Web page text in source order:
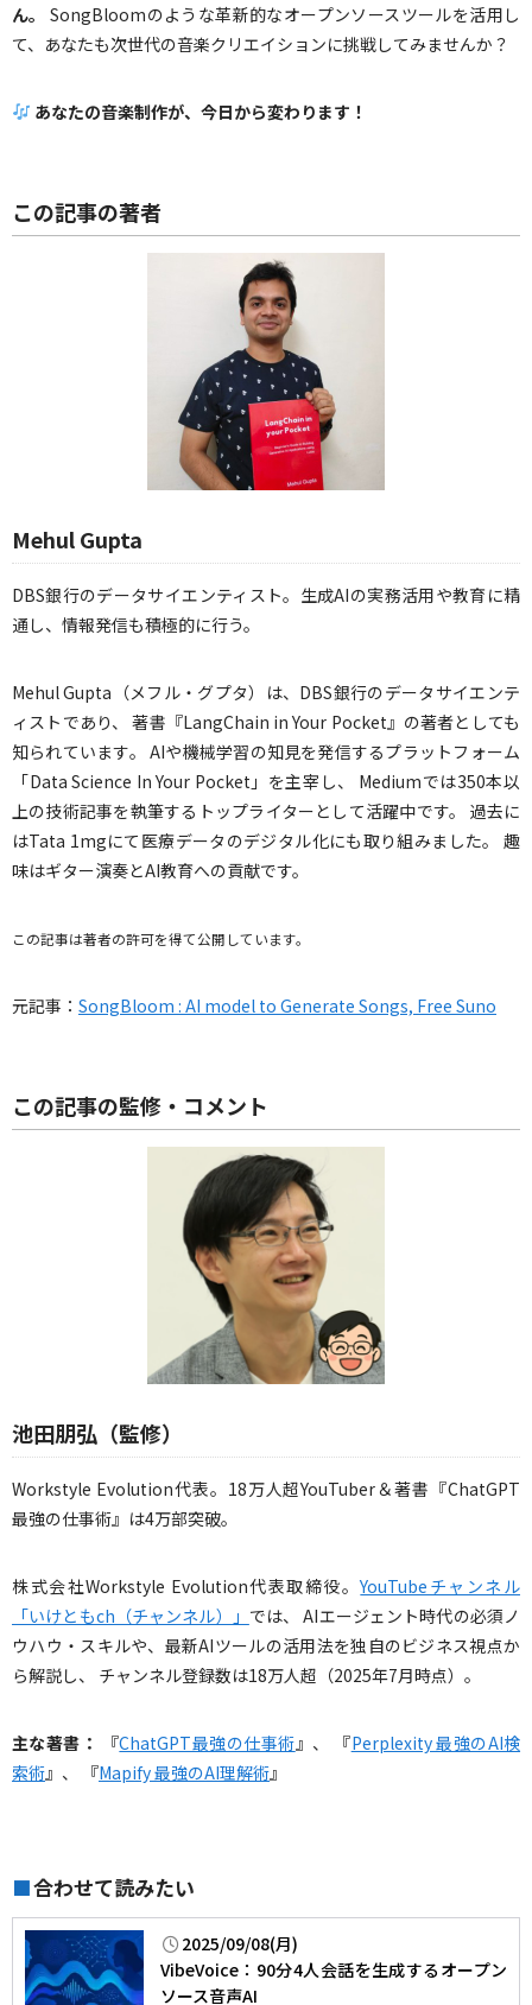
ん。
SongBloomのような革新的なオープンソースツールを活用し
て、あなたも次世代の音楽クリエイションに挑戦してみませんか？
あなたの音楽制作が、今日から変わります！
この記事の著者
Mehul Gupta
DBS銀行のデータサイエンティスト。生成AIの実務活用や教育に精
通し、情報発信も積極的に行う。
Mehul Gupta（メフル・グプタ）は、DBS銀行のデータサイエンテ
ィストであり、 著書『LangChain in Your Pocket』の著者としても
知られています。 AIや機械学習の知見を発信するプラットフォーム
「Data Science In Your Pocket」を主宰し、 Mediumでは350本以
上の技術記事を執筆するトップライターとして活躍中です。 過去に
はTata 1mgにて医療データのデジタル化にも取り組みました。 趣
味はギター演奏とAI教育への貢献です。
この記事は著者の許可を得て公開しています。
元記事： SongBloom : AI model to Generate Songs, Free Suno
この記事の監修・コメント
池田朋弘（監修）
Workstyle Evolution代表。18万人超YouTuber＆著書『ChatGPT
最強の仕事術』は4万部突破。
株式会社Workstyle Evolution代表取締役。YouTubeチャンネル
「いけともch（チャンネル）」 では、 AIエージェント時代の必須ノ
ウハウ・スキルや、最新AIツールの活用法を独自のビジネス視点か
ら解説し、 チャンネル登録数は18万人超（2025年7月時点）。
主な著書： 『ChatGPT最強の仕事術 』、 『Perplexity 最強のAI検
索術』、 『Mapify 最強のAI理解術』
■合わせて読みたい
2025/09/08(月)
VibeVoice：90分4人会話を生成するオープン
ソース音声AI